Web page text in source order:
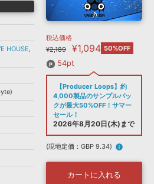
音楽カード
楽曲配信流通サービス
無償のサウンド管理ソフト
次世代型 ボーカル・エディタ
SONOCA
ン・エフェクト
効果音
HOUSE,
税込価格
¥2,189
¥1,094 50%OFF
54pt
【Producer Loops】約
4,000製品のサンプルパッ
クが最大50%OFF！サマー
セール！
2026年8月20日(木)まで
(現地定価：GBP 9.34) info
カートに入れる